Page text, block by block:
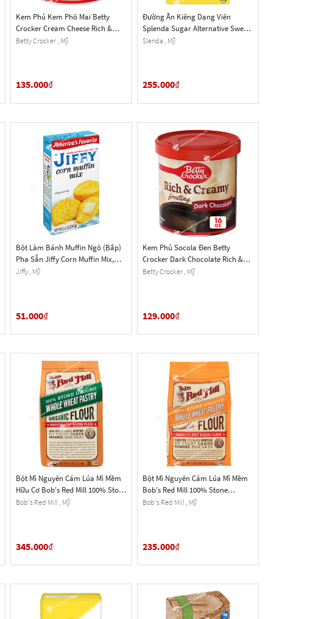
Kem Phủ Kem Phô Mai Betty
Crocker Cream Cheese Rich &
Creamy Frosting, Hộp 453g (16
Betty Crocker , Mỹ
135.000₫
Đường Ăn Kiêng Dạng Viên
Splenda Sugar Alternative Sweet
Minis, Hộp 300 Viên (16.5g)
Slenda , Mỹ
255.000₫
Bột Làm Bánh Muffin Ngô (Bắp)
Pha Sẵn Jiffy Corn Muffin Mix,
Hộp 240g (8.5 Oz.)
Jiffy , Mỹ
51.000₫
Kem Phủ Socola Đen Betty
Crocker Dark Chocolate Rich &
Creamy Frosting, Hộp 453g (16
Betty Crocker , Mỹ
129.000₫
Bột Mì Nguyên Cám Lúa Mì Mềm
Hữu Cơ Bob's Red Mill 100% Stone
Ground Organic Whole Wheat
Bob's Red Mill , Mỹ
345.000₫
Bột Mì Nguyên Cám Lúa Mì Mềm
Bob's Red Mill 100% Stone
Ground Whole Wheat Pastry
Bob's Red Mill , Mỹ
235.000₫